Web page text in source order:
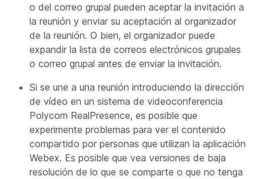
o del correo grupal pueden aceptar la invitación a
la reunión y enviar su aceptación al organizador
de la reunión. O bien, el organizador puede
expandir la lista de correos electrónicos grupales
o correo grupal antes de enviar la invitación.
Si se une a una reunión introduciendo la dirección
de vídeo en un sistema de videoconferencia
Polycom RealPresence, es posible que
experimente problemas para ver el contenido
compartido por personas que utilizan la aplicación
Webex. Es posible que vea versiones de baja
resolución de lo que se comparte o que no tenga